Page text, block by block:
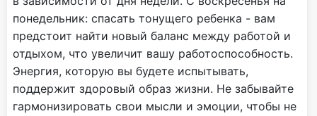
понедельник: спасать тонущего ребенка - вам
предстоит найти новый баланс между работой и
отдыхом, что увеличит вашу работоспособность.
Энергия, которую вы будете испытывать,
поддержит здоровый образ жизни. Не забывайте
гармонизировать свои мысли и эмоции, чтобы не